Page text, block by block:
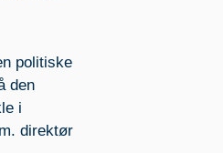
politiske
den
i
direktør